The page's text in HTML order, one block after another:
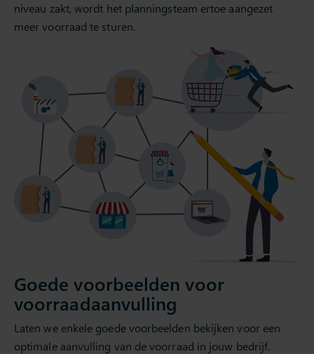
niveau zakt, wordt het planningsteam ertoe aangezet
meer voorraad te sturen.
Goede voorbeelden voor
voorraadaanvulling
Laten we enkele goede voorbeelden bekijken voor een
optimale aanvulling van de voorraad in jouw bedrijf.